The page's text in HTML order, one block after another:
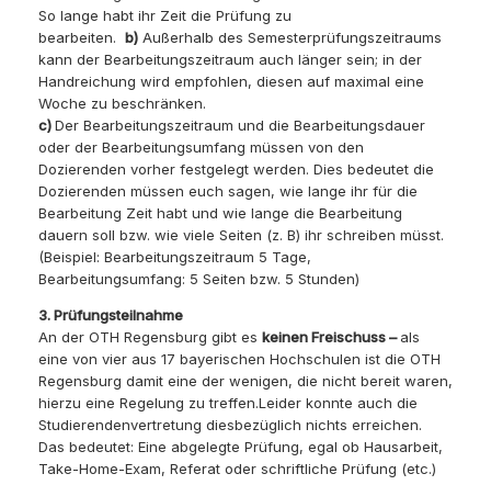
So lange habt ihr Zeit die Prüfung zu
bearbeiten. b) Außerhalb des Semesterprüfungszeitraums
kann der Bearbeitungszeitraum auch länger sein; in der
Handreichung wird empfohlen, diesen auf maximal eine
Woche zu beschränken.
c)Der Bearbeitungszeitraum und die Bearbeitungsdauer
oder der Bearbeitungsumfang müssen von den
Dozierenden vorher festgelegt werden. Dies bedeutet die
Dozierenden müssen euch sagen, wie lange ihr für die
Bearbeitung Zeit habt und wie lange die Bearbeitung
dauern soll bzw. wie viele Seiten (z. B) ihr schreiben müsst.
(Beispiel: Bearbeitungszeitraum 5 Tage,
Bearbeitungsumfang: 5 Seiten bzw. 5 Stunden)
3. Prüfungsteilnahme
An der OTH Regensburg gibt es keinen Freischuss –als
eine von vier aus 17 bayerischen Hochschulen ist die OTH
Regensburg damit eine der wenigen, die nicht bereit waren,
hierzu eine Regelung zu treffen.Leider konnte auch die
Studierendenvertretung diesbezüglich nichts erreichen.
Das bedeutet: Eine abgelegte Prüfung, egal ob Hausarbeit,
Take-Home-Exam, Referat oder schriftliche Prüfung (etc.)